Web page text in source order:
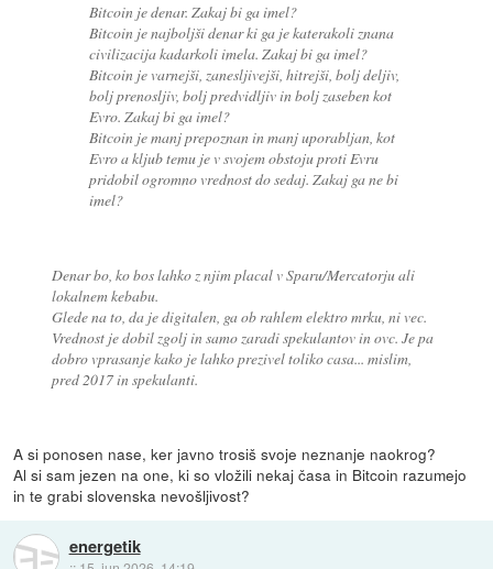
Bitcoin je denar. Zakaj bi ga imel?
Bitcoin je najboljši denar ki ga je katerakoli znana
civilizacija kadarkoli imela. Zakaj bi ga imel?
Bitcoin je varnejši, zanesljivejši, hitrejši, bolj deljiv,
bolj prenosljiv, bolj predvidljiv in bolj zaseben kot
Evro. Zakaj bi ga imel?
Bitcoin je manj prepoznan in manj uporabljan, kot
Evro a kljub temu je v svojem obstoju proti Evru
pridobil ogromno vrednost do sedaj. Zakaj ga ne bi
imel?
Denar bo, ko bos lahko z njim placal v Sparu/Mercatorju ali
lokalnem kebabu.
Glede na to, da je digitalen, ga ob rahlem elektro mrku, ni vec.
Vrednost je dobil zgolj in samo zaradi spekulantov in ovc. Je pa
dobro vprasanje kako je lahko prezivel toliko casa... mislim,
pred 2017 in spekulanti.
A si ponosen nase, ker javno trosiš svoje neznanje naokrog?
Al si sam jezen na one, ki so vložili nekaj časa in Bitcoin razumejo
in te grabi slovenska nevošljivost?
energetik